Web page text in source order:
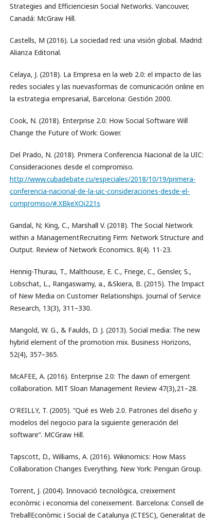
Strategies and Efficienciesin Social Networks. Vancouver,
Canadá: McGraw Hill.
Castells, M (2016). La sociedad red: una visión global. Madrid:
Alianza Editorial.
Celaya, J. (2018). La Empresa en la web 2.0: el impacto de las
redes sociales y las nuevasformas de comunicación online en
la estrategia empresarial, Barcelona: Gestión 2000.
Cook, N. (2018). Enterprise 2.0: How Social Software Will
Change the Future of Work: Gower.
Del Prado, N. (2018). Primera Conferencia Nacional de la UIC:
Consideraciones desde el compromiso.
http://www.cubadebate.cu/especiales/2018/10/19/primera-
conferencia-nacional-de-la-uic-consideraciones-desde-el-
compromiso/#.XBkeXOi221s
Gandal, N; King, C., Marshall V. (2018). The Social Network
within a ManagementRecruiting Firm: Network Structure and
Output. Review of Network Economics. 8(4). 11-23.
Hennig-Thurau, T., Malthouse, E. C., Friege, C., Gensler, S.,
Lobschat, L., Rangaswamy, a., &Skiera, B. (2015). The Impact
of New Media on Customer Relationships. Journal of Service
Research, 13(3), 311–330.
Mangold, W. G., & Faulds, D. J. (2013). Social media: The new
hybrid element of the promotion mix. Business Horizons,
52(4), 357–365.
McAFEE, A. (2016). Enterprise 2.0: The dawn of emergent
collaboration. MIT Sloan Management Review 47(3),21–28.
O'REILLY, T. (2005). “Qué es Web 2.0. Patrones del diseño y
modelos del negocio para la siguiente generación del
software”. MCGraw Hill.
Tapscott, D., Williams, A. (2016). Wikinomics: How Mass
Collaboration Changes Everything. New York: Penguin Group.
Torrent, J. (2004). Innovació tecnològica, creixement
econòmic i economia del coneixement. Barcelona: Consell de
TreballEconòmic i Social de Catalunya (CTESC), Generalitat de